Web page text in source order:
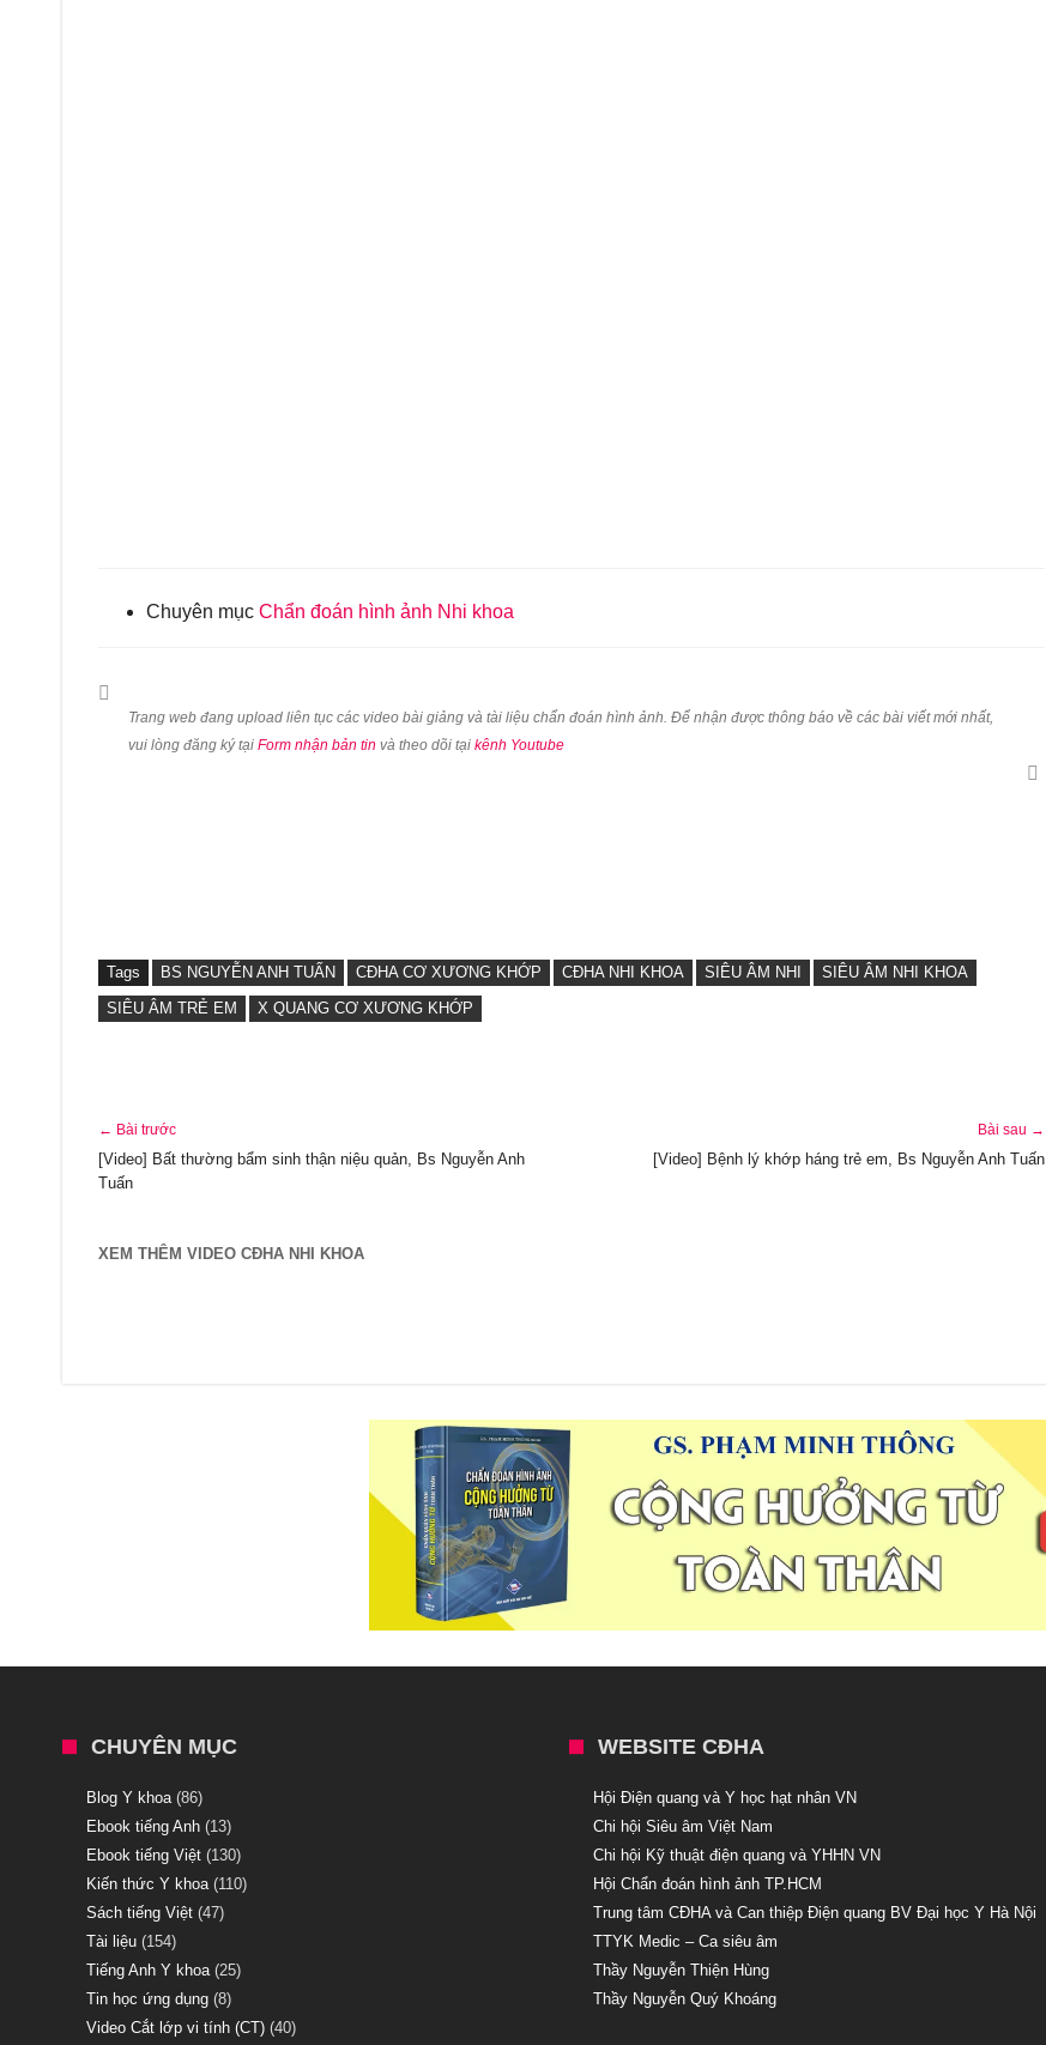
Chuyên mục Chẩn đoán hình ảnh Nhi khoa
Trang web đang upload liên tục các video bài giảng và tài liệu chẩn đoán hình ảnh. Để nhận được thông báo về các bài viết mới nhất,
vui lòng đăng ký tại Form nhận bản tin và theo dõi tại kênh Youtube
Tags BS NGUYỄN ANH TUẤN CĐHA CƠ XƯƠNG KHỚP CĐHA NHI KHOA SIÊU ÂM NHI
SIÊU ÂM NHI KHOA
SIÊU ÂM TRẺ EM
X QUANG CƠ XƯƠNG KHỚP
← Bài trước
[Video] Bất thường bẩm sinh thận niệu quản, Bs Nguyễn Anh
Tuấn
Bài sau →
[Video] Bệnh lý khớp háng trẻ em, Bs Nguyễn Anh Tuấn
XEM THÊM VIDEO CĐHA NHI KHOA
CHUYÊN MỤC
Blog Y khoa(86)
Ebook tiếng Anh (13)
Ebook tiếng Việt (130)
Kiến thức Y khoa(110)
Sách tiếng Việt (47)
Tài liệu (154)
Tiếng Anh Y khoa(25)
Tin học ứng dụng (8)
Video Cắt lớp vi tính (CT) (40)
WEBSITE CĐHA
Hội Điện quang và Y học hạt nhân VN
Chi hội Siêu âm Việt Nam
Chi hội Kỹ thuật điện quang và YHHN VN
Hội Chẩn đoán hình ảnh TP.HCM
Trung tâm CĐHA và Can thiệp Điện quang BV Đại học Y Hà Nội
TTYK Medic – Ca siêu âm
Thầy Nguyễn Thiện Hùng
Thầy Nguyễn Quý Khoáng